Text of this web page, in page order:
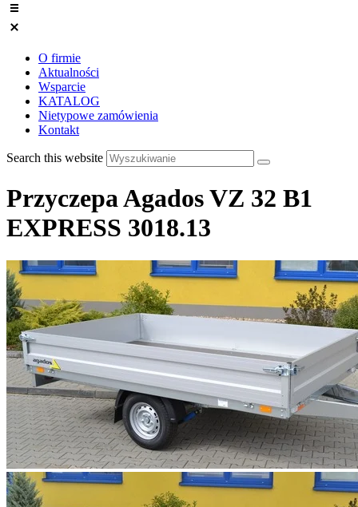
O firmie
Aktualności
Wsparcie
KATALOG
Nietypowe zamówienia
Kontakt
Search this website
Przyczepa Agados VZ 32 B1
EXPRESS 3018.13